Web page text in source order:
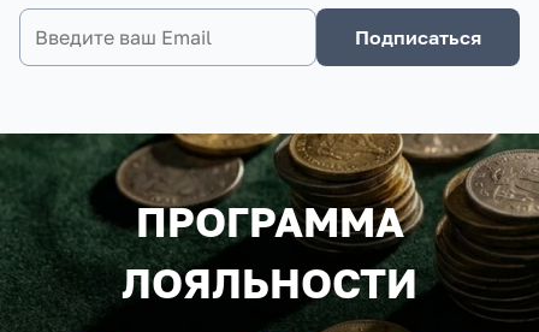
Подписаться
ПРОГРАММА
ЛОЯЛЬНОСТИ